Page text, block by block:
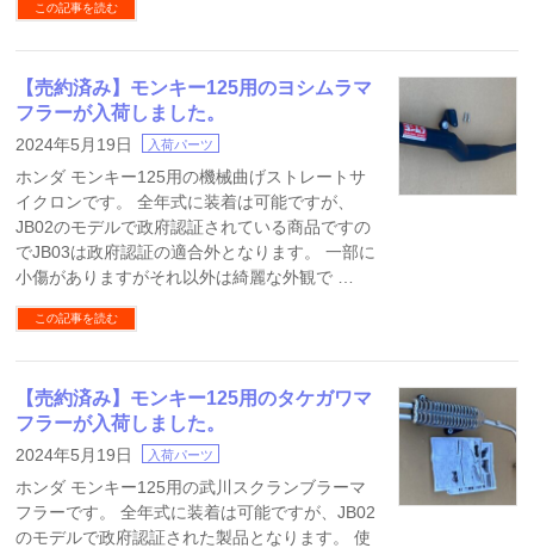
この記事を読む
【売約済み】モンキー125用のヨシムラマ
フラーが入荷しました。
2024年5月19日 入荷パーツ
ホンダ モンキー125用の機械曲げストレートサ
イクロンです。 全年式に装着は可能ですが、
JB02のモデルで政府認証されている商品ですの
でJB03は政府認証の適合外となります。 一部に
小傷がありますがそれ以外は綺麗な外観で …
この記事を読む
【売約済み】モンキー125用のタケガワマ
フラーが入荷しました。
2024年5月19日 入荷パーツ
ホンダ モンキー125用の武川スクランブラーマ
フラーです。 全年式に装着は可能ですが、JB02
のモデルで政府認証された製品となります。 使